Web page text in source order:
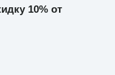
10% от